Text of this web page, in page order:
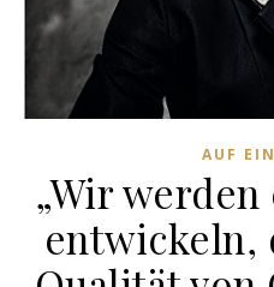
AUF
„Wir
entwickeln,